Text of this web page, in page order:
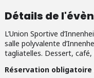
Détails de
L’Union Sportive
salle polyvalente
tagliatelles. Dessert,
Réservation